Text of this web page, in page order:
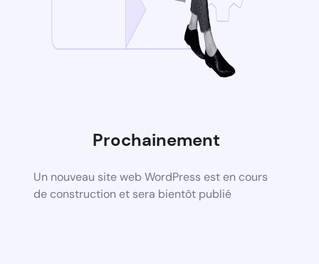
Prochainement
Un nouveau site web WordPress est en cours
de construction et sera bientôt publié